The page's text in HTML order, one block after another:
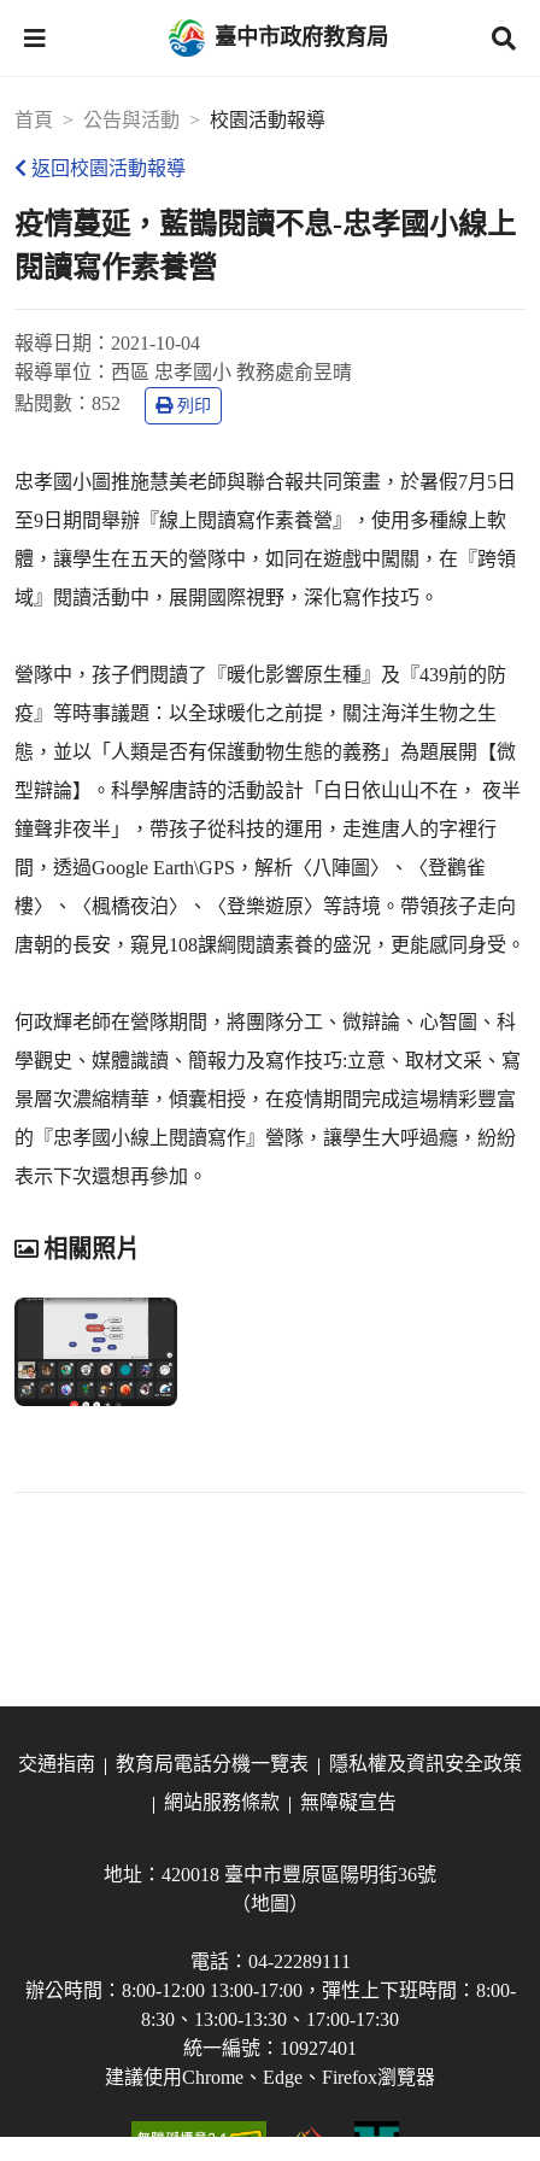
臺中市政府教育局
首頁 公告與活動 校園活動報導
返回校園活動報導
疫情蔓延，藍鵲閱讀不息-忠孝國小線上
閱讀寫作素養營
報導日期： 2021-10-04
報導單位： 西區 忠孝國小 教務處俞昱晴
點閱數： 852 列印
忠孝國小圖推施慧美老師與聯合報共同策畫，於暑假7月5日
至9日期間舉辦『線上閱讀寫作素養營』，使用多種線上軟
體，讓學生在五天的營隊中，如同在遊戲中闖關，在『跨領
域』閱讀活動中，展開國際視野，深化寫作技巧。
營隊中，孩子們閱讀了『暖化影響原生種』及『439前的防
疫』等時事議題：以全球暖化之前提，關注海洋生物之生
態，並以「人類是否有保護動物生態的義務」為題展開【微
型辯論】。科學解唐詩的活動設計「白日依山山不在， 夜半
鐘聲非夜半」，帶孩子從科技的運用，走進唐人的字裡行
間，透過Google Earth\GPS，解析〈八陣圖〉、〈登鸛雀
樓〉、〈楓橋夜泊〉、〈登樂遊原〉等詩境。帶領孩子走向
唐朝的長安，窺見108課綱閱讀素養的盛況，更能感同身受。
何政輝老師在營隊期間，將團隊分工、微辯論、心智圖、科
學觀史、媒體識讀、簡報力及寫作技巧:立意、取材文采、寫
景層次濃縮精華，傾囊相授，在疫情期間完成這場精彩豐富
的『忠孝國小線上閱讀寫作』營隊，讓學生大呼過癮，紛紛
表示下次還想再參加。
相關照片
交通指南 教育局電話分機一覽表
隱私權及資訊安全政策
網站服務條款
無障礙宣告
地址：420018 臺中市豐原區陽明街36號
（地圖）
電話：04-22289111
辦公時間：8:00-12:00 13:00-17:00，彈性上下班時間：8:00-
8:30、13:00-13:30、17:00-17:30
統一編號：10927401
建議使用Chrome、Edge、Firefox瀏覽器